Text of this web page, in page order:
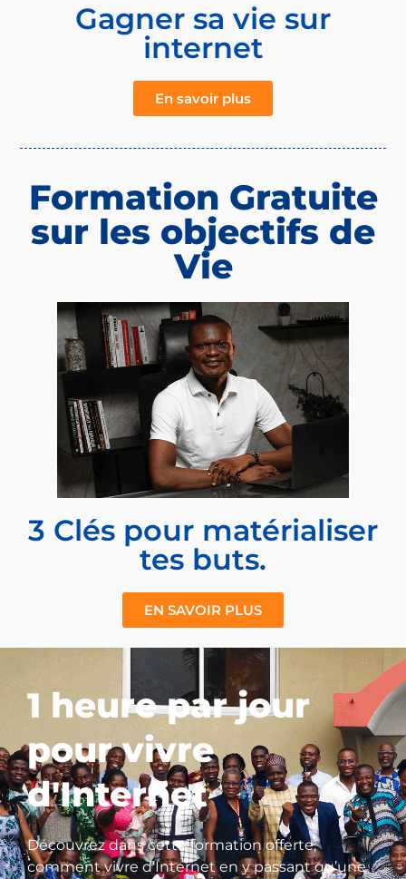
Gagner sa vie sur
internet
En savoir plus
Formation Gratuite
sur les objectifs de
Vie
3 Clés pour matérialiser
tes buts.
EN SAVOIR PLUS
1 heure par jour
pour vivre
d'Internet
Découvrez dans cette formation offerte,
comment vivre d’Internet en y passant qu’une